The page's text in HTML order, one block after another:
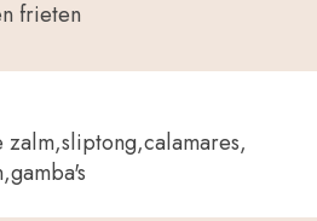
frieten